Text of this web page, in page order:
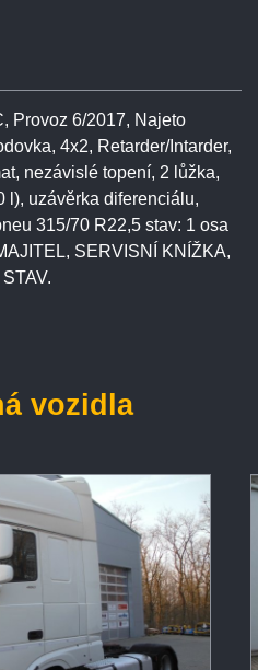
Provoz 6/2017, Najeto
4x2, Retarder/Intarder,
nezávislé topení, 2 lůžka,
l), uzávěrka diferenciálu,
315/70 R22,5 stav: 1 osa
SERVISNÍ KNÍŽKA,
vozidla